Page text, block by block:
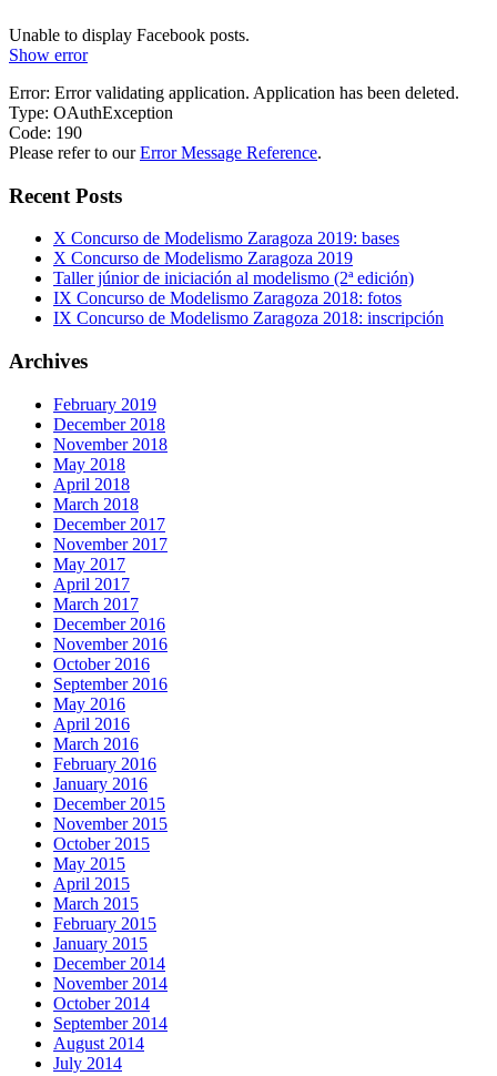
Unable to display Facebook posts.
Show error
Error: Error validating application. Application has been deleted.
Type: OAuthException
Code: 190
Please refer to ourError Message Reference.
Recent Posts
X Concurso de Modelismo Zaragoza 2019: bases
X Concurso de Modelismo Zaragoza 2019
Taller júnior de iniciación al modelismo (2ª edición)
IX Concurso de Modelismo Zaragoza 2018: fotos
IX Concurso de Modelismo Zaragoza 2018: inscripción
Archives
February 2019
December 2018
November 2018
May 2018
April 2018
March 2018
December 2017
November 2017
May 2017
April 2017
March 2017
December 2016
November 2016
October 2016
September 2016
May 2016
April 2016
March 2016
February 2016
January 2016
December 2015
November 2015
October 2015
May 2015
April 2015
March 2015
February 2015
January 2015
December 2014
November 2014
October 2014
September 2014
August 2014
July 2014